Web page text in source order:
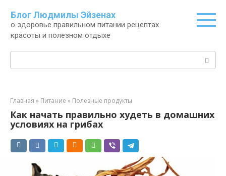
контенту
Блог Людмилы Эйзенах
о здоровье правильном питании рецептах
красоты и полезном отдыхе
Главная » Питание » Полезные продукты
Как начать правильно худеть в домашних
условиях на грибах